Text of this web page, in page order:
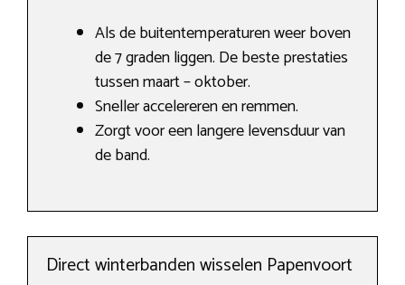
Als de buitentemperaturen weer boven
de 7 graden liggen. De beste prestaties
tussen maart – oktober.
Sneller accelereren en remmen.
Zorgt voor een langere levensduur van
de band.
Direct winterbanden wisselen Papenvoort